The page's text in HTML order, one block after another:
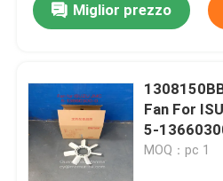
Miglior prezzo
Fan For
5-
MOQ：pc 1